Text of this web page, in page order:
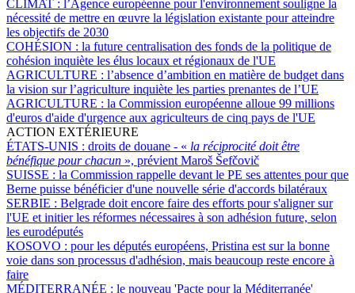
CLIMAT : l’Agence européenne pour l'environnement souligne la
nécessité de mettre en œuvre la législation existante pour atteindre
les objectifs de 2030
COHÉSION : la future centralisation des fonds de la politique de
cohésion inquiète les élus locaux et régionaux de l'UE
AGRICULTURE : l’absence d’ambition en matière de budget dans
la vision sur l’agriculture inquiète les parties prenantes de l’UE
AGRICULTURE : la Commission européenne alloue 99 millions
d'euros d'aide d'urgence aux agriculteurs de cinq pays de l'UE
ACTION EXTÉRIEURE
ÉTATS-UNIS : droits de douane - « la réciprocité doit être
bénéfique pour chacun », prévient Maroš Šefčovič
SUISSE : la Commission rappelle devant le PE ses attentes pour que
Berne puisse bénéficier d'une nouvelle série d'accords bilatéraux
SERBIE : Belgrade doit encore faire des efforts pour s'aligner sur
l'UE et initier les réformes nécessaires à son adhésion future, selon
les eurodéputés
KOSOVO : pour les députés européens, Pristina est sur la bonne
voie dans son processus d'adhésion, mais beaucoup reste encore à
faire
MÉDITERRANÉE : le nouveau 'Pacte pour la Méditerranée'